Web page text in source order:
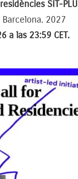
SIT-PLU
Barcelona. 2027
a las 23:59 CET.